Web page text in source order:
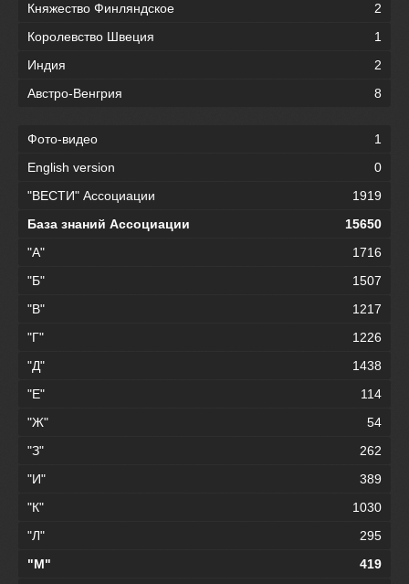
Княжество Финляндское
2
Королевство Швеция
1
Индия
2
Австро-Венгрия
8
Фото-видео
1
English version
0
"ВЕСТИ" Ассоциации
1919
База знаний Ассоциации
15650
"А"
1716
"Б"
1507
"В"
1217
"Г"
1226
"Д"
1438
"Е"
114
"Ж"
54
"З"
262
"И"
389
"К"
1030
"Л"
295
"М"
419